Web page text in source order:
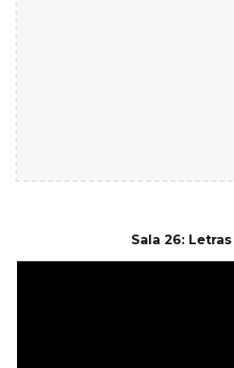
Sala 26: Letras